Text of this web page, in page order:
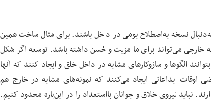
نسخه به‌اصطلاح بومی در داخل باشند. برای مثال ساخت همین
خارجی می‌تواند برای ما مزیت و حُسن داشته باشد. توسعه اگر شکل
الگوها و سازوکارهای مشابه در داخل خلق و ایجاد کنند که آنها
اوقات ابداعاتی ایجاد می‌کنند که نمونه‌های مشابه در خارج هم
نباید نیروی خلاق و جوانان بااستعداد را در این‌باره محدود کنیم.